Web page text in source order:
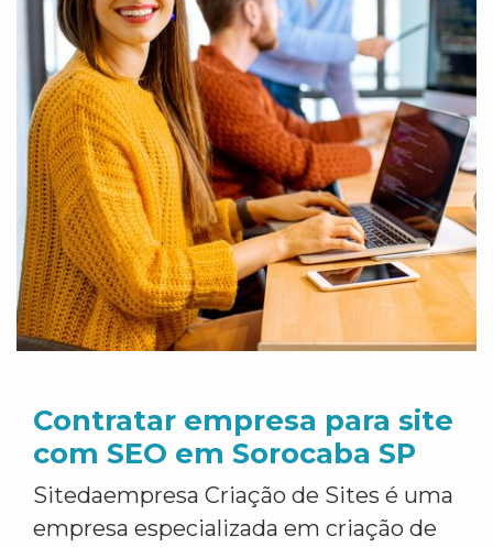
Contratar empresa para site
com SEO em Sorocaba SP
Sitedaempresa Criação de Sites é uma
empresa especializada em criação de